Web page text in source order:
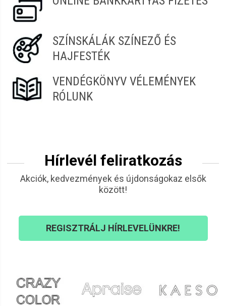
SZÍNSKÁLÁK SZÍNEZŐ ÉS
HAJFESTÉK
VENDÉGKÖNYV VÉLEMÉNYEK
RÓLUNK
Hírlevél feliratkozás
Akciók, kedvezmények és újdonságokaz elsők
között!
REGISZTRÁLJ HÍRLEVELÜNKRE!